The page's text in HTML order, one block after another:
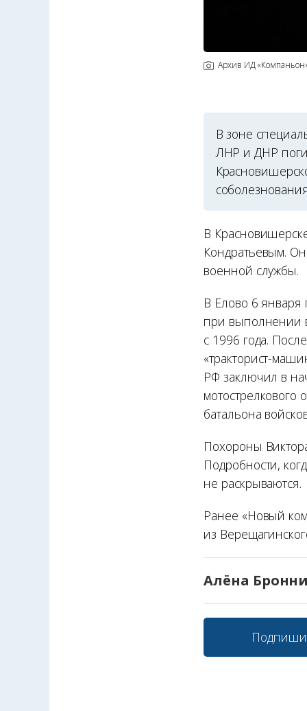
Архив ИД
В зоне
ЛНР и ДНР
В
Кондратьевым.
военной службы.
В Елово 6
при выполнении
с 1996 года.
«тракторист-
РФ заключил в
мотострелкового
батальона
Похороны
Подробности,
не раскрываются.
Ранее «Новый
из
Алёна